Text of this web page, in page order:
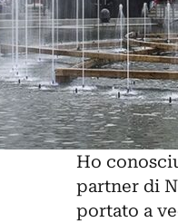
Ho
partner di
portato a
Facebook
X